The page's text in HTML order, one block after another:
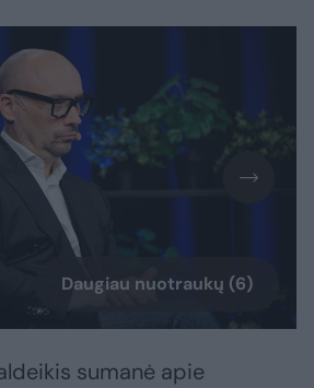
Daugiau nuotraukų (6)
sumanė apie